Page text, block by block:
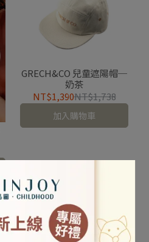
GRECH&CO 兒童遮陽帽─
奶茶
NT$1,390NT$1,738
加入購物車